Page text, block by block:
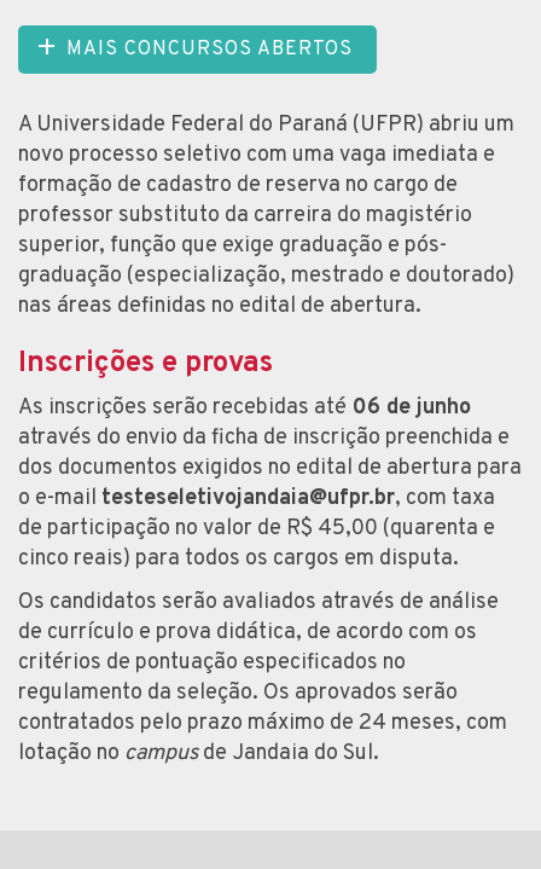
MAIS CONCURSOS ABERTOS
A Universidade Federal do Paraná (UFPR) abriu um
novo processo seletivo com uma vaga imediata e
formação de cadastro de reserva no cargo de
professor substituto da carreira do magistério
superior, função que exige graduação e pós-
graduação (especialização, mestrado e doutorado)
nas áreas definidas no edital de abertura.
Inscrições e provas
As inscrições serão recebidas até 06 de junho
através do envio da ficha de inscrição preenchida e
dos documentos exigidos no edital de abertura para
o e-mail testeseletivojandaia@ufpr.br, com taxa
de participação no valor de R$ 45,00 (quarenta e
cinco reais) para todos os cargos em disputa.
Os candidatos serão avaliados através de análise
de currículo e prova didática, de acordo com os
critérios de pontuação especificados no
regulamento da seleção. Os aprovados serão
contratados pelo prazo máximo de 24 meses, com
lotação no campusde Jandaia do Sul.